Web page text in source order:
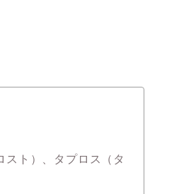
ト）、タプロス（タ